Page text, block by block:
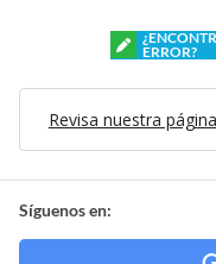
ERROR?
Revisa nuestra
Síguenos en: